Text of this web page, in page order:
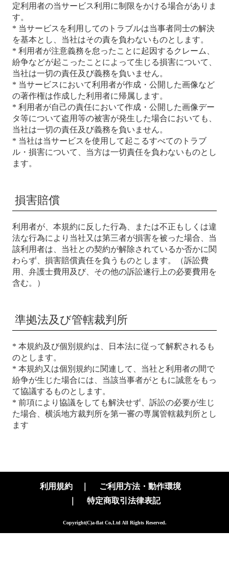
定利用者の当サービス利用に制限をかける場合がありま
す。
* 当サービスを利用してのトラブルは当事者同士の解決
を基本とし、当社はその責を負わないものとします。
* 利用者が注意義務を怠ったことに起因するクレーム、
紛争などが起こったことによって生じる損害について、
当社は一切の責任及び義務を負いません。
* 当サービスにおいて利用者が作成・公開した画像など
の著作権は作成した利用者に帰属します。
* 利用者が自己の責任において作成・公開した画像デー
タ等について盗用等の被害が発生した場合においても、
当社は一切の責任及び義務を負いません。
* 当社は当サービスを使用して起こるすべてのトラブ
ル・損害について、当方は一切責任を負わないものとし
ます。
損害賠償
利用者が、本規約に反した行為、または不正もしくは違
法な行為により当社又は第三者が損害を被った場合、当
該利用者は、当社との契約が解除されているか否かに関
わらず、損害賠償責任を負うものとします。（訴訟費
用、弁護士費用及び、その他の訴訟遂行上の必要費用を
含む。）
準拠法及び管轄裁判所
* 本規約及び個別規約は、日本法に従って解釈されるも
のとします。
* 本規約又は個別規約に関連して、当社と利用者の間で
紛争が生じた場合には、当該当事者がともに誠意をもっ
て協議するものとします。
* 前項により協議をしても解決せず、訴訟の必要が生じ
た場合、横浜地方裁判所を第一審の専属管轄裁判所とし
ます
利用規約
ご利用方法・動作環境
特定商取引法律表記
Copyright(C)a-flat Co,Ltd All Rights Reserved.